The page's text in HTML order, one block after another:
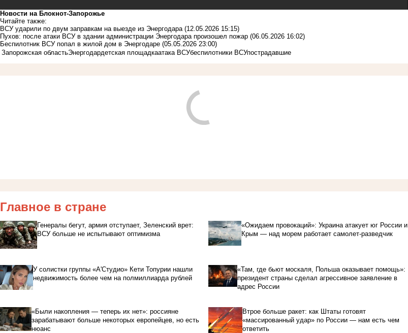
Новости на Блoкнoт-Запорожье
Читайте также:
ВСУ ударили по двум заправкам на выезде из Энергодара (12.05.2026 15:15)
Пухов: после атаки ВСУ в здании администрации Энергодара произошел пожар (06.05.2026 16:02)
Беспилотник ВСУ попал в жилой дом в Энергодаре (05.05.2026 23:00)
Запорожская областьЭнергодардетская площадкаатака ВСУбеспилотники ВСУпострадавшие
Главное в стране
Генералы бегут, армия отступает, Зеленский врет:
ВСУ больше не испытывают оптимизма
«Ожидаем провокаций»: Украина атакует юг России и
Крым — над морем работает самолет-разведчик
У солистки группы «А'Студио» Кети Топурии нашли
недвижимость более чем на полмиллиарда рублей
«Там, где бьют москаля, Польша оказывает помощь»:
президент страны сделал агрессивное заявление в
адрес России
«Были накопления — теперь их нет»: россияне
зарабатывают больше некоторых европейцев, но есть
нюанс
Втрое больше ракет: как Штаты готовят
«массированный удар» по России — нам есть чем
ответить